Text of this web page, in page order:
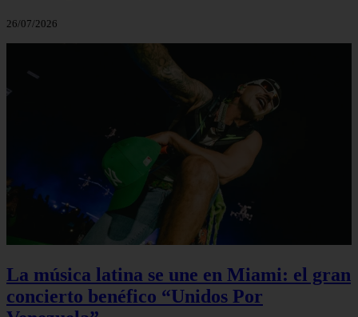
26/07/2026
La música latina se une en Miami: el gran
concierto benéfico “Unidos Por